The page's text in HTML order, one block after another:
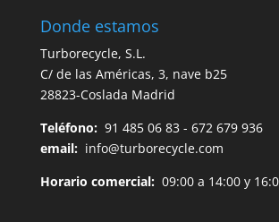
Donde estamos
Turborecycle, S.L.
C/ de las Américas, 3, nave b25
28823-Coslada Madrid
Teléfono: 91 485 06 83 - 672 679 936
email: info@turborecycle.com
Horario comercial:09:00 a 14:00 y